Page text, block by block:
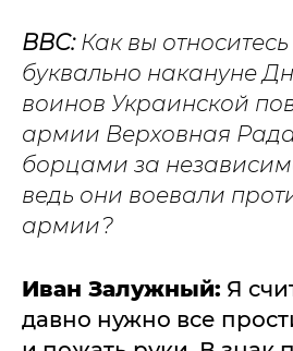
ВВС:Как вы относитесь
буквально накануне
воинов Украинской
армии Верховная
борцами за
ведь они воевали
армии?
Иван Залужный: Я
давно нужно все